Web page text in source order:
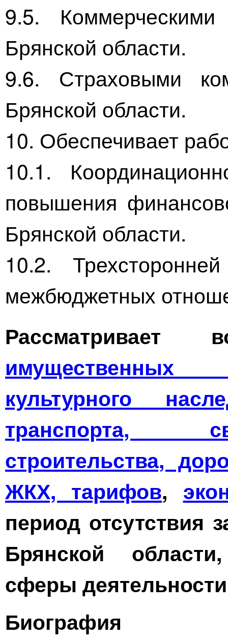
9.5.
Брянской области.
9.6. Страховыми
Брянской области.
10. Обеспечивает
10.1.
повышения
Брянской области.
10.2.
межбюджетных
культурного
транспорта,
строительства,
ЖКХ, тарифов,
период отсутствия
Брянской
сферы
Биография